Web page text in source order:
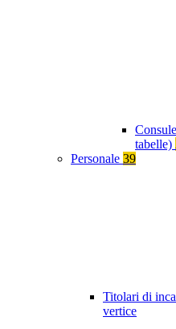
tabelle)
Personale 39
Titolari di
vertice